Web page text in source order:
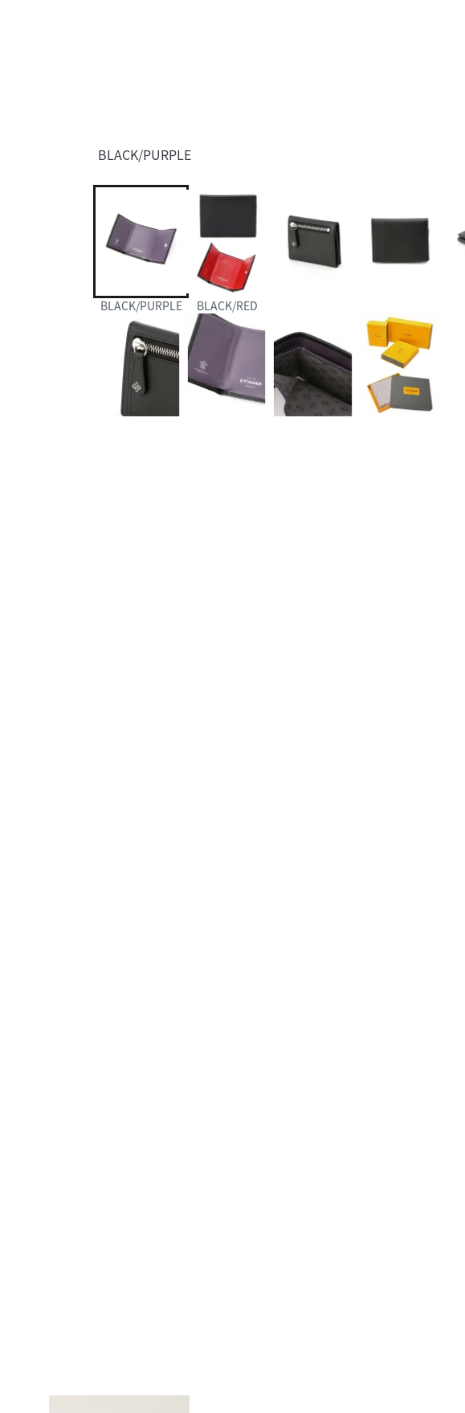
BLACK/PURPLE
BLACK/PURPLE BLACK/RED